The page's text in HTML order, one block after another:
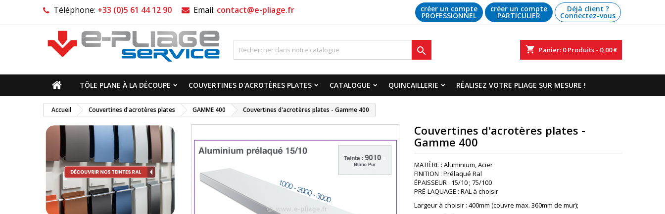
Téléphone: +33 (0)5 61 44 12 90 Email: contact@e-pliage.fr Déjà client ?
Connectez-vous
créer un compte
PARTICULIER
créer un compte
PROFESSIONNEL
shopping_cart Panier: 0Produits - 0,00 €

TÔLE PLANE À LA DÉCOUPE COUVERTINES D'ACROTÈRES PLATES CATALOGUE QUINCAILLERIE RÉALISEZ VOTRE PLIAGE SUR MESURE !
Accueil Couvertines d'acrotères plates GAMME 400 Couvertines d'acrotères plates - Gamme 400
Couvertines d'acrotères plates -
Gamme 400
MATIÈRE : Aluminium, Acier
FINITION : Prélaqué Ral
ÉPAISSEUR : 15/10 ; 75/100
PRÉ-LAQUAGE : RAL à choisir
Largeur à choisir : 400mm (couvre max. 360mm de mur);